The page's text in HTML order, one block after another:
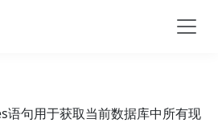
句用于获取当前数据库中所有现